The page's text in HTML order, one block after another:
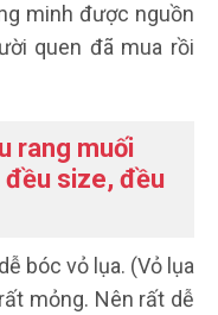
minh được nguồn
quen đã mua rồi
rang muối
đều size, đều
bóc vỏ lụa. (Vỏ lụa
mỏng. Nên rất dễ